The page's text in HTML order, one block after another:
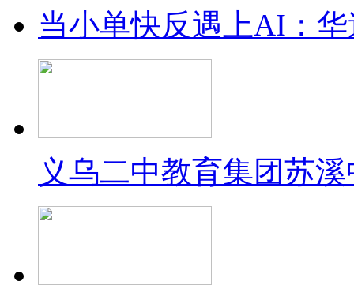
当小单快反遇上AI：
义乌二中教育集团苏